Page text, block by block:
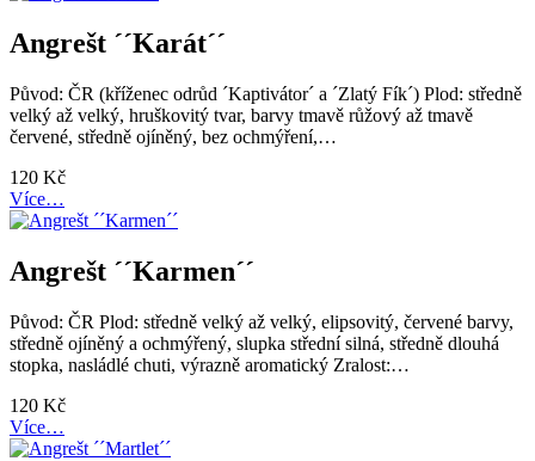
Angrešt ´´Karát´´
Původ: ČR (kříženec odrůd ´Kaptivátor´ a ´Zlatý Fík´) Plod: středně
velký až velký, hruškovitý tvar, barvy tmavě růžový až tmavě
červené, středně ojíněný, bez ochmýření,…
120 Kč
Více…
Angrešt ´´Karmen´´
Původ: ČR Plod: středně velký až velký, elipsovitý, červené barvy,
středně ojíněný a ochmýřený, slupka střední silná, středně dlouhá
stopka, nasládlé chuti, výrazně aromatický Zralost:…
120 Kč
Více…